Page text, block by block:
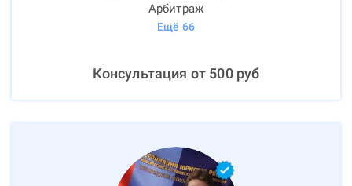
Арбитраж
Ещё 66
Консультация от 500руб